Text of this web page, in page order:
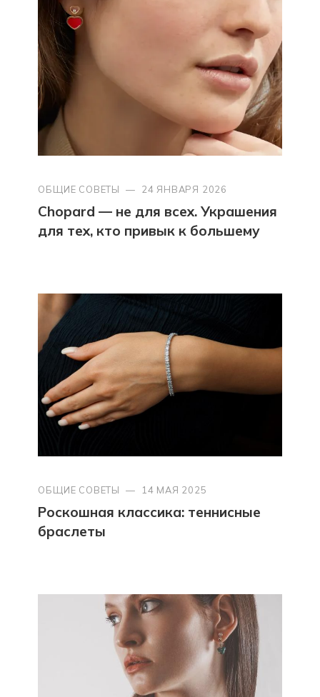
ОБЩИЕ СОВЕТЫ — 24 ЯНВАРЯ 2026
Chopard — не для всех. Украшения
для тех, кто привык к большему
ОБЩИЕ СОВЕТЫ — 14 МАЯ 2025
Роскошная классика: теннисные
браслеты